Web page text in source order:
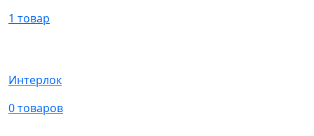
1 товар
Интерлок
0 товаров